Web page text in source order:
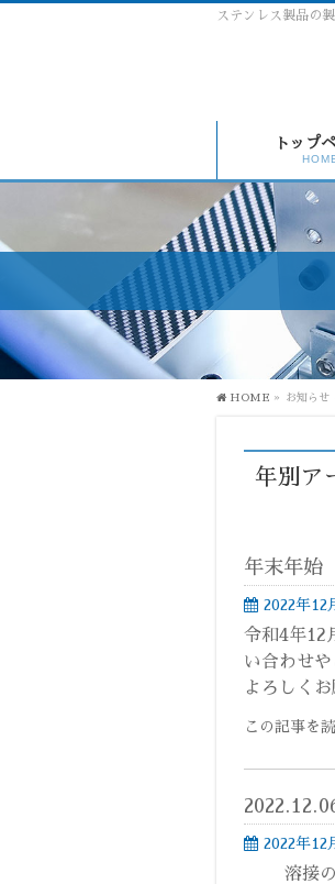
ステンレス製品の
トップ
HOME » お知らせ
年別ア
年末年始
2022年12
令和4年12
い合わせ
よろしくお
この記事を
2022年12
溶接の仕